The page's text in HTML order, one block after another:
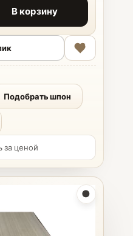
В корзину
Подобрать шпон
за ценой